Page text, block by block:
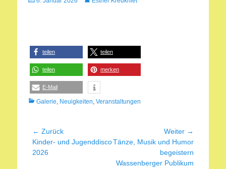
teilen teilen
teilen merken
E-Mail
Kategorien
Galerie Neuigkeiten Veranstaltungen
Beitragsnavigation
← Zurück
Vorheriger
Beitrag:
Kinder- und Jugenddisco
2026
Weiter →
Nächster
Tänze, Musik und Humor
begeistern
Wassenberger Publikum